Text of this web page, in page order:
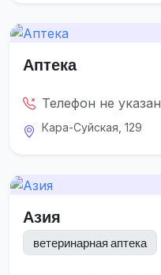
Аптека
Телефон не указан
Кара-Суйская, 129
Азия
ветеринарная аптека